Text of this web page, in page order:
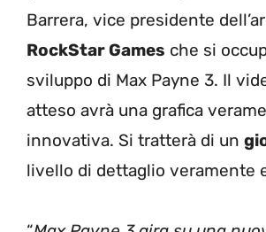
Barrera, vice presidente
RockStar Games che si
sviluppo di Max Payne 3. Il
atteso avrà una grafica
innovativa. Si tratterà di un
livello di dettaglio veramente